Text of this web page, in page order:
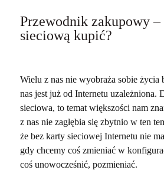
Przewodnik zakupowy –
sieciową kupić?
Wielu z nas nie wyobraża sobie życia
nas jest już od Internetu uzależniona.
sieciowa, to temat większości nam
z nas nie zagłębia się zbytnio w ten
że bez karty sieciowej Internetu nie
gdy chcemy coś zmieniać w
coś unowocześnić, pozmieniać.